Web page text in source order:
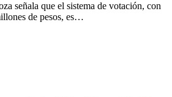
señala que el sistema de votación, con
de pesos, es…